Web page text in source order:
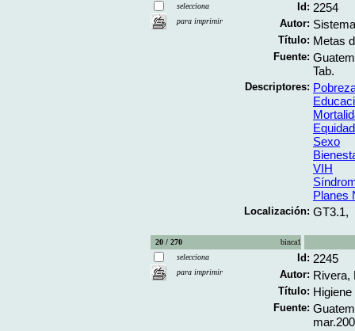
selecciona
para imprimir
Id: 2254
Autor:
Título: Metas
Fuente:
Tab.
Descriptores:
Equidad
Sexo
VIH
Planes
Localización: GT3.1,
20 / 270
binca1
selecciona
para imprimir
Id: 2245
Autor: Rivera,
Título:
Fuente: